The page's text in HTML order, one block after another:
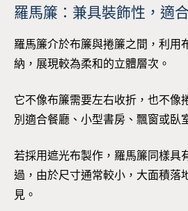
羅馬簾：兼具裝飾性，適
羅馬簾介於布簾與捲簾之間，利用
納，展現較為柔和的立體層次。
它不像布簾需要左右收折，也不像
別適合餐廳、小型書房、飄窗或臥
若採用遮光布製作，羅馬簾同樣具
過，由於尺寸通常較小，大面積落
見。